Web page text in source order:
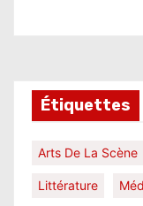
Étiquettes
Arts De La Scène
Littérature